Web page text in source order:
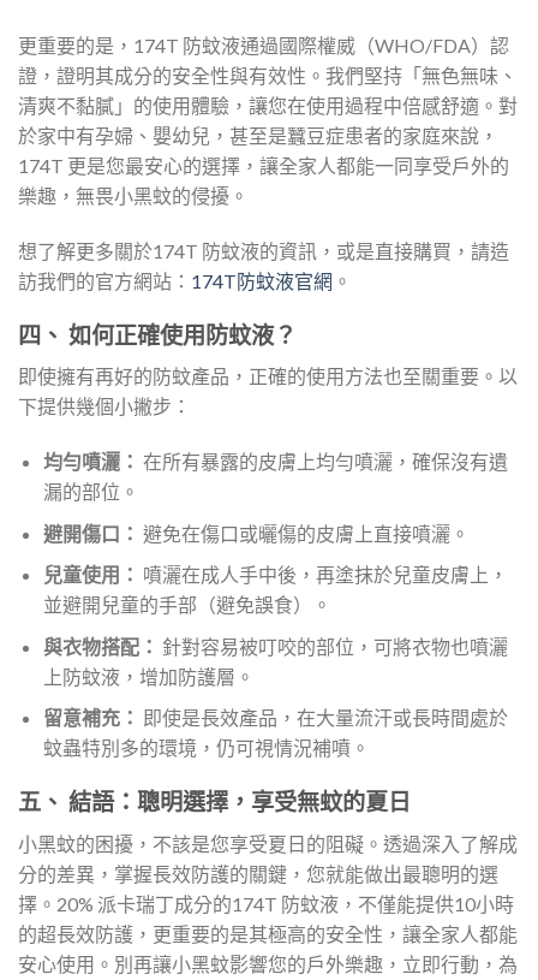
更重要的是，174T 防蚊液通過國際權威（WHO/FDA）認
證，證明其成分的安全性與有效性。我們堅持「無色無味、
清爽不黏膩」的使用體驗，讓您在使用過程中倍感舒適。對
於家中有孕婦、嬰幼兒，甚至是蠶豆症患者的家庭來說，
174T 更是您最安心的選擇，讓全家人都能一同享受戶外的
樂趣，無畏小黑蚊的侵擾。
想了解更多關於174T 防蚊液的資訊，或是直接購買，請造
訪我們的官方網站： 174T防蚊液官網 。
四、 如何正確使用防蚊液？
即使擁有再好的防蚊產品，正確的使用方法也至關重要。以
下提供幾個小撇步：
均勻噴灑： 在所有暴露的皮膚上均勻噴灑，確保沒有遺
漏的部位。
避開傷口： 避免在傷口或曬傷的皮膚上直接噴灑。
兒童使用： 噴灑在成人手中後，再塗抹於兒童皮膚上，
並避開兒童的手部（避免誤食）。
與衣物搭配： 針對容易被叮咬的部位，可將衣物也噴灑
上防蚊液，增加防護層。
留意補充：
即使是長效產品，在大量流汗或長時間處於
蚊蟲特別多的環境，仍可視情況補噴。
五、 結語：聰明選擇，享受無蚊的夏日
小黑蚊的困擾，不該是您享受夏日的阻礙。透過深入了解成
分的差異，掌握長效防護的關鍵，您就能做出最聰明的選
擇。20% 派卡瑞丁成分的174T 防蚊液，不僅能提供10小時
的超長效防護，更重要的是其極高的安全性，讓全家人都能
安心使用。別再讓小黑蚊影響您的戶外樂趣，立即行動，為